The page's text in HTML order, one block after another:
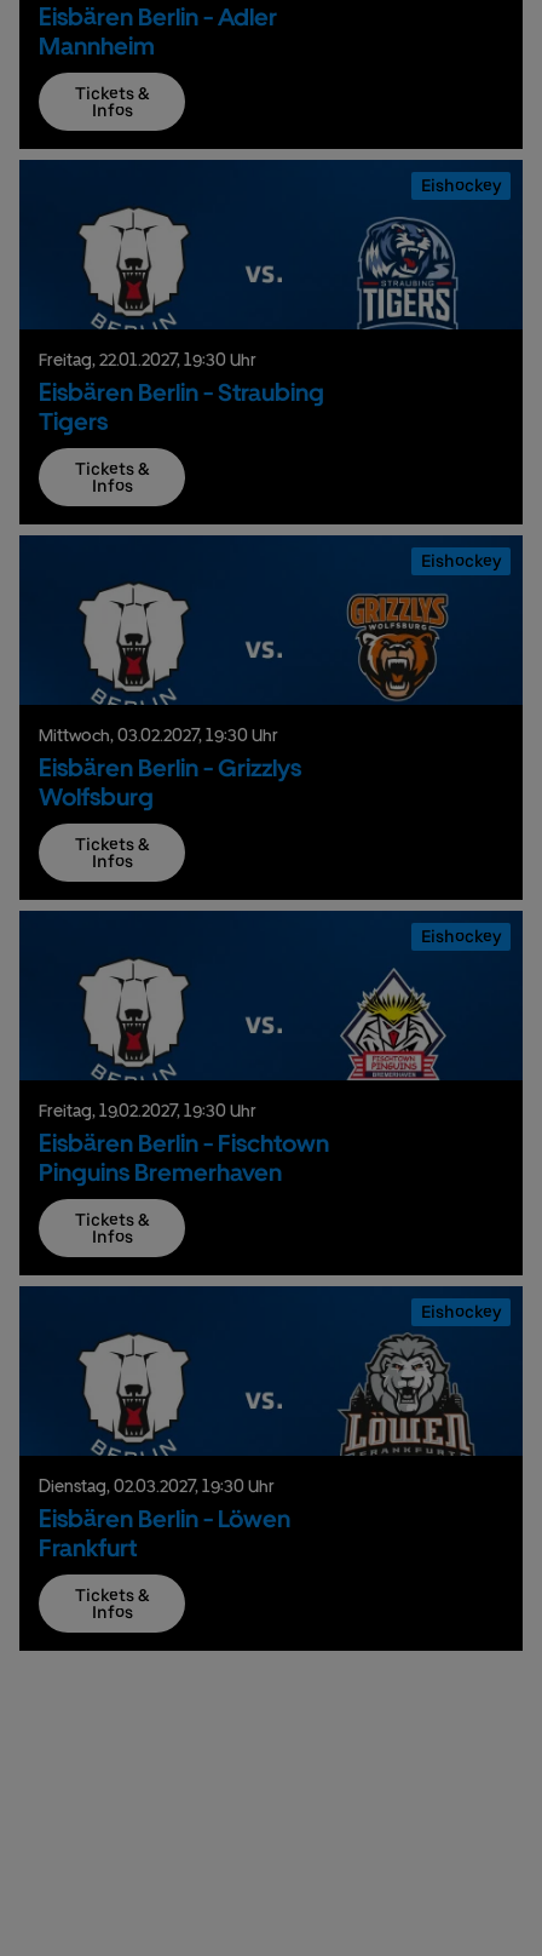
Eisbären Berlin - Adler
Mannheim
Tickets &
Infos
Eishockey
Freitag, 22.01.2027, 19:30 Uhr
Eisbären Berlin - Straubing
Tigers
Tickets &
Infos
Eishockey
Mittwoch, 03.02.2027, 19:30 Uhr
Eisbären Berlin - Grizzlys
Wolfsburg
Tickets &
Infos
Eishockey
Freitag, 19.02.2027, 19:30 Uhr
Eisbären Berlin - Fischtown
Pinguins Bremerhaven
Tickets &
Infos
Eishockey
Dienstag, 02.03.2027, 19:30 Uhr
Eisbären Berlin - Löwen
Frankfurt
Tickets &
Infos